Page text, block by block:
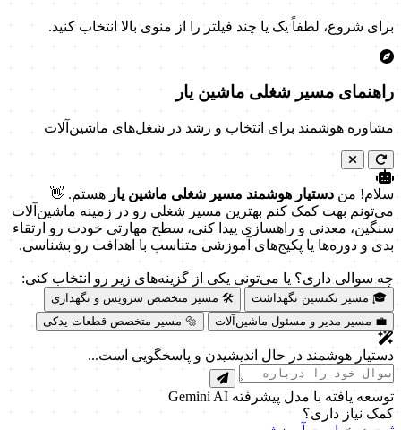
برای شروع، لطفاً یک یا چند فیلتر را از منوی بالا انتخاب کنید.
راهنمای مسیر شغلی ماشین یار
مشاوره هوشمند برای انتخاب و رشد در شغل‌های ماشین‌آلات
سلام! من دستیار هوشمند مسیر شغلی ماشین یار هستم. 👋
می‌تونم بهت کمک کنم بهترین مسیر شغلی رو در زمینه ماشین‌آلات
سنگین، معدنی و راهسازی پیدا کنی، سطح مهارتی خودت رو ارتقاء
بدی و دوره‌ها یا پکیج‌های آموزشی متناسب با اهدافت رو بشناسی.
چه سوالی داری؟ یا می‌تونی یکی از گزینه‌های زیر رو انتخاب کنی:
🎓 مسیر تکنسین نگهداشت
🛠️ مسیر متخصص سرویس و نگهداری
💼 مسیر مدیر و مسئول ماشین‌آلات
🔩 مسیر متخصص قطعات یدکی
دستیار هوشمند در حال اندیشیدن و پاسخگویی است...
توسعه یافته با مدل پیشرفته Gemini AI
کمک نیاز داری؟